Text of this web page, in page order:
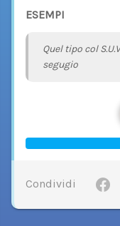
ESEMPI
Quel tipo col
segugio
Condividi